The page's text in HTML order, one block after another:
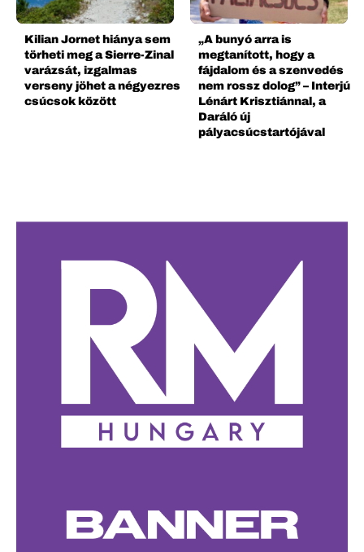
Kilian Jornet hiánya sem
törheti meg a Sierre-Zinal
varázsát, izgalmas
verseny jöhet a négyezres
csúcsok között
„A bunyó arra is
megtanított, hogy a
fájdalom és a szenvedés
nem rossz dolog” – Interjú
Lénárt Krisztiánnal, a
Daráló új
pályacsúcstartójával